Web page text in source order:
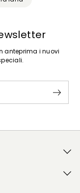
anteprima i nuovi